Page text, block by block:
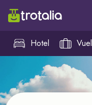
Hotel